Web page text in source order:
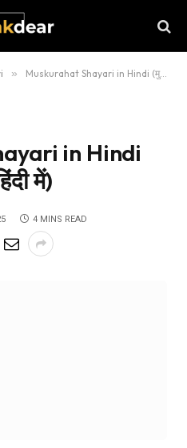
» Muskurahat Shayari in Hindi (मुस्कराहट शायरी हिंदी में)
in Hindi
में)
4 MINS READ